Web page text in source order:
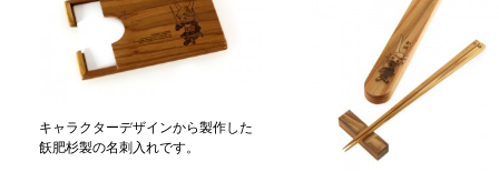
キャラクターデザインから製作した
飫肥杉製の名刺入れです。